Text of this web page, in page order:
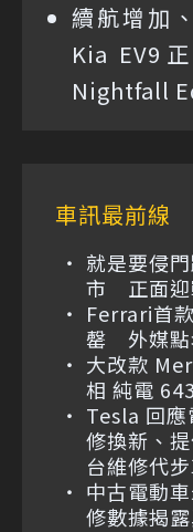
續航增加
Kia EV9
Nightfall
車訊最前線
就是要侵
市 正面迎
Ferrari首
罄 外媒點
大改款
相 純電
Tesla 回應
修換新、
台維修代
中古電動
修數據揭露